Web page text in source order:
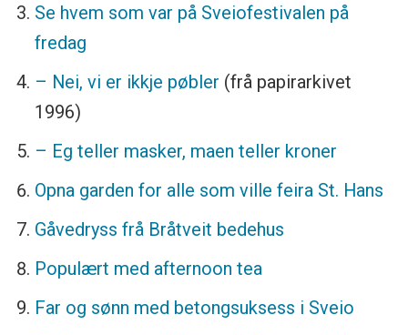
Se hvem som var på Sveiofestivalen på
fredag
– Nei, vi er ikkje pøbler (frå papirarkivet
1996)
– Eg teller masker, maen teller kroner
Opna garden for alle som ville feira St. Hans
Gåvedryss frå Bråtveit bedehus
Populært med afternoon tea
Far og sønn med betongsuksess i Sveio